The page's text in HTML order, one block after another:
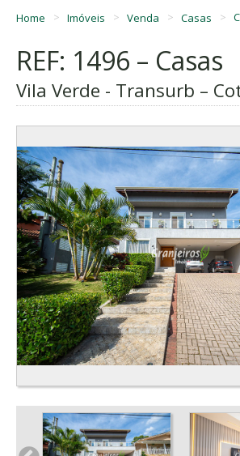
Home Imóveis Venda Casas
REF: 1496 – Casas
Vila Verde - Transurb –